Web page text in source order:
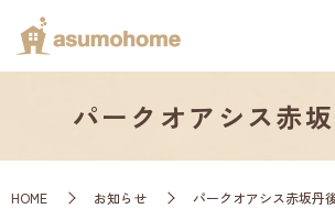
パークオアシス赤
HOME お知らせ パークオアシス赤坂丹